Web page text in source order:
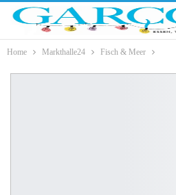
Home Markthalle24 Fisch & Meer